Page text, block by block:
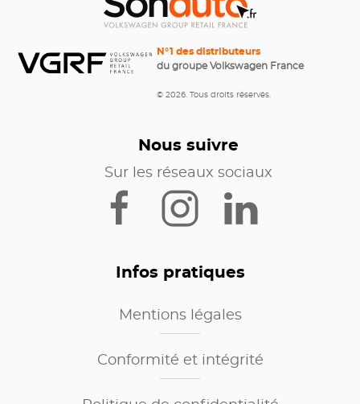
N°1 des distributeurs
du groupe Volkswagen France
© 2026. Tous droits réservés.
Nous suivre
Sur les réseaux sociaux
Infos pratiques
Mentions légales
Conformité et intégrité